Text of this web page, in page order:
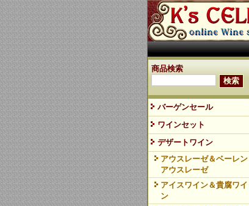
商品検索
バーゲンセール
ワインセット
デザートワイン
アウスレーゼ＆ベーレン
アウスレーゼ
アイスワイン＆貴腐ワイ
ン